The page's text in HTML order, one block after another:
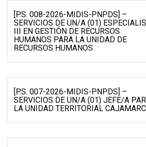
[P.S. 008-2026-MIDIS-PNPDS] –
SERVICIOS DE UN/A (01)
III EN GESTIÓN DE RECURSOS
HUMANOS PARA LA UNIDAD DE
RECURSOS HUMANOS
[P.S. 007-2026-MIDIS-PNPDS] –
SERVICIOS DE UN/A (01) JEFE/A
LA UNIDAD TERRITORIAL